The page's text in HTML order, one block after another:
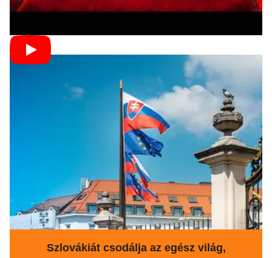
Szlovákiát csodálja az egész világ,